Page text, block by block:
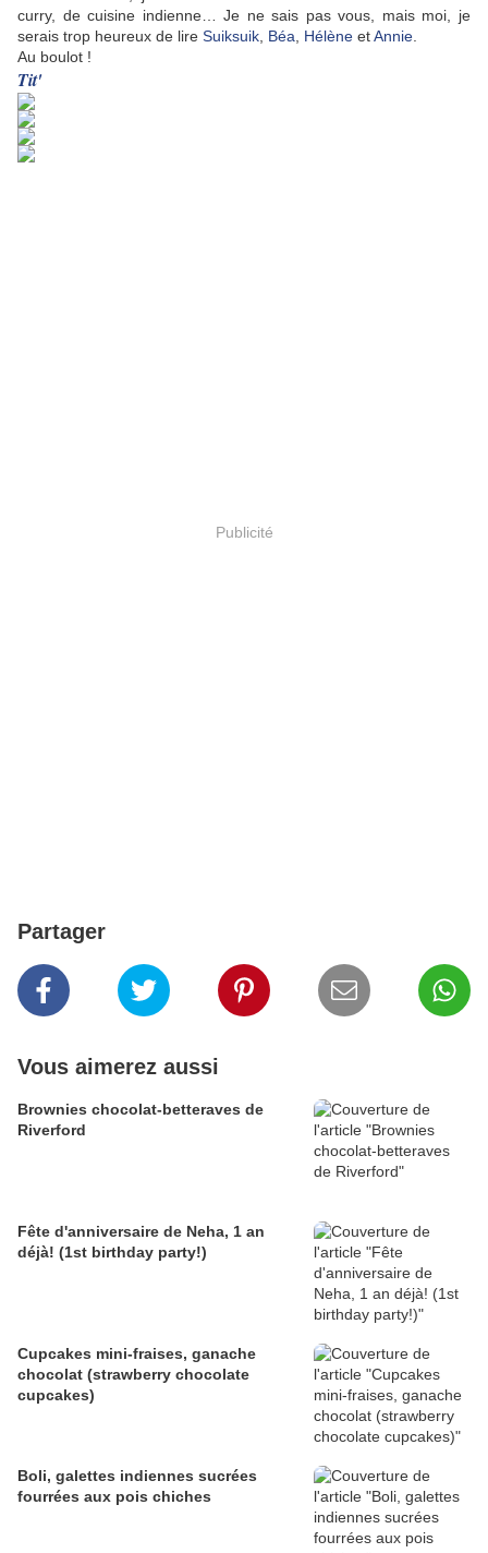
curry, de cuisine indienne… Je ne sais pas vous, mais moi, je
serais trop heureux de lire Suiksuik, Béa, Hélène etAnnie.
Au boulot !
Tit'
Publicité
Partager
Vous aimerez aussi
Brownies chocolat-betteraves de
Riverford
Fête d'anniversaire de Neha, 1 an
déjà! (1st birthday party!)
Cupcakes mini-fraises, ganache
chocolat (strawberry chocolate
cupcakes)
Boli, galettes indiennes sucrées
fourrées aux pois chiches